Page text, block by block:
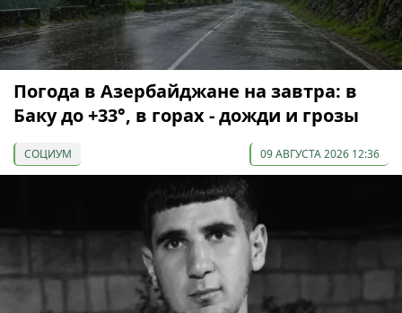
Погода в Азербайджане на завтра: в
Баку до +33°, в горах - дожди и грозы
СОЦИУМ 09 АВГУСТА 2026 12:36